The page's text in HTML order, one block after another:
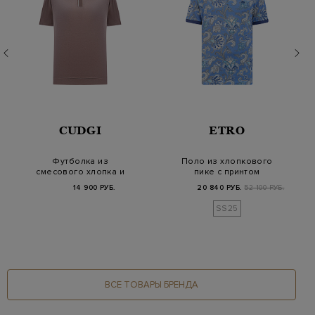
CUDGI
Футболка из
смесового хлопка и
шелка с окантовкой
14 900 РУБ.
ETRO
Поло из хлопкового
пике с принтом
пейсли и логотипом
20 840 РУБ. 52 100 РУБ.
SS25
ВСЕ ТОВАРЫ БРЕНДА